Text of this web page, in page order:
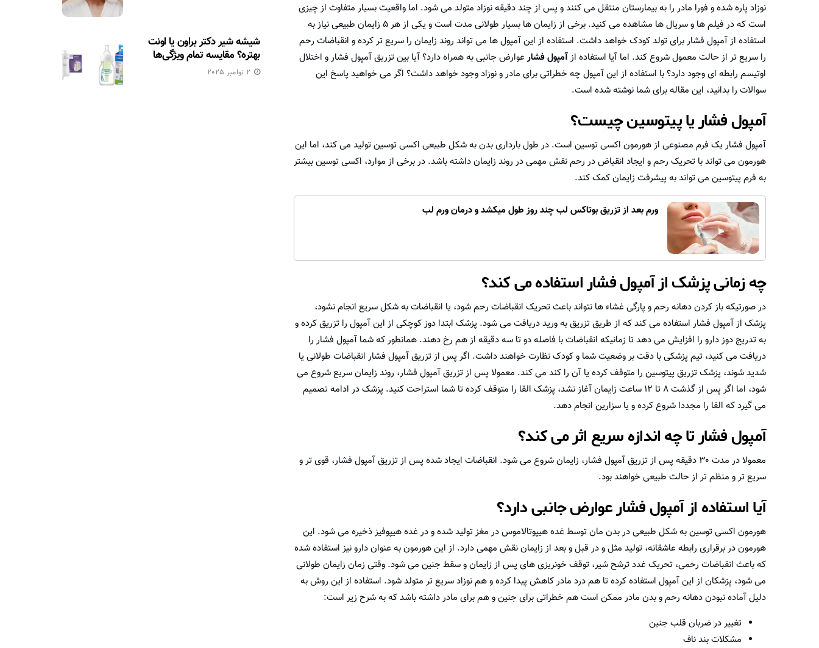
نوزاد پاره شده و فورا مادر را به بیمارستان منتقل می کنند و پس از چند دقیقه نوزاد متولد می شود. اما واقعیت بسیار متفاوت از چیزی
است که در فیلم ها و سریال ها مشاهده می کنید. برخی از زایمان ها بسیار طولانی مدت است و یکی از هر ۵ زایمان طبیعی نیاز به
استفاده از آمپول فشار برای تولد کودک خواهد داشت. استفاده از این آمپول ها می تواند روند زایمان را سریع تر کرده و انقباضات رحم
را سریع تر از حالت معمول شروع کند. اما آیا استفاده ازآمپول فشارعوارض جانبی به همراه دارد؟ آیا بین تزریق آمپول فشار و اختلال
اوتیسم رابطه ای وجود دارد؟ با استفاده از این آمپول چه خطراتی برای مادر و نوزاد وجود خواهد داشت؟ اگر می خواهید پاسخ این
سوالات را بدانید، این مقاله برای شما نوشته شده است.
آمپول فشار یا پیتوسین چیست؟
آمپول فشار یک فرم مصنوعی از هورمون اکسی توسین است. در طول بارداری بدن به شکل طبیعی اکسی توسین تولید می کند، اما این
هورمون می تواند با تحریک رحم و ایجاد انقباض در رحم نقش مهمی در روند زایمان داشته باشد. در برخی از موارد، اکسی توسین بیشتر
به فرم پیتوسین می تواند به پیشرفت زایمان کمک کند.
ورم بعد از تزریق بوتاکس لب چند روز طول میکشد و درمان ورم لب
چه زمانی پزشک از آمپول فشار استفاده می کند؟
در صورتیکه باز کردن دهانه رحم و پارگی غشاء ها نتواند باعث تحریک انقباضات رحم شود، یا انقباضات به شکل سریع انجام نشود،
پزشک از آمپول فشار استفاده می کند که از طریق تزریق به ورید دریافت می شود. پزشک ابتدا دوز کوچکی از این آمپول را تزریق کرده و
به تدریج دوز دارو را افزایش می دهد تا زمانیکه انقباضات با فاصله دو تا سه دقیقه از هم رخ دهند. همانطور که شما آمپول فشار را
دریافت می کنید، تیم پزشکی با دقت بر وضعیت شما و کودک نظارت خواهند داشت. اگر پس از تزریق آمپول فشار انقباضات طولانی یا
شدید شوند، پزشک تزریق پیتوسین را متوقف کرده یا آن را کند می کند. معمولا پس از تزریق آمپول فشار، روند زایمان سریع شروع می
شود، اما اگر پس از گذشت ۸ تا ۱۲ ساعت زایمان آغاز نشد، پزشک القا را متوقف کرده تا شما استراحت کنید. پزشک در ادامه تصمیم
می گیرد که القا را مجددا شروع کرده و یا سزارین انجام دهد.
آمپول فشار تا چه اندازه سریع اثر می کند؟
معمولا در مدت ۳۰ دقیقه پس از تزریق آمپول فشار، زایمان شروع می شود. انقباضات ایجاد شده پس از تزریق آمپول فشار، قوی تر و
سریع تر و منظم تر از حالت طبیعی خواهند بود.
آیا استفاده از آمپول فشار عوارض جانبی دارد؟
هورمون اکسی توسین به شکل طبیعی در بدن مان توسط غده هیپوتالاموس در مغز تولید شده و در غده هیپوفیز ذخیره می شود. این
هورمون در برقراری رابطه عاشقانه، تولید مثل و در قبل و بعد از زایمان نقش مهمی دارد. از این هورمون به عنوان دارو نیز استفاده شده
که باعث انقباضات رحمی، تحریک غدد ترشح شیر، توقف خونریزی های پس از زایمان و سقط جنین می شود. وقتی زمان زایمان طولانی
می شود، پزشکان از این آمپول استفاده کرده تا هم درد مادر کاهش پیدا کرده و هم نوزاد سریع تر متولد شود. استفاده از این روش به
دلیل آماده نبودن دهانه رحم و بدن مادر ممکن است هم خطراتی برای جنین و هم برای مادر داشته باشد که به شرح زیر است:
تغییر در ضربان قلب جنین
مشکلات بند ناف
شیشه شیر دکتر براون یا اونت
بهتره؟ مقایسه تمام ویژگی‌ها
2 نوامبر 2025